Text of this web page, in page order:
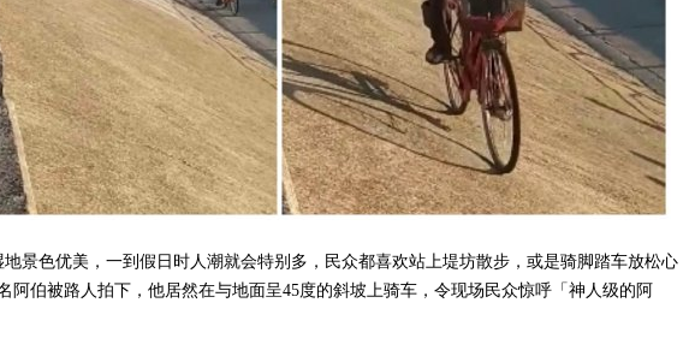
地景色优美，一到假日时人潮就会特别多，民众都喜欢站上堤坊散步，或是骑脚踏车放松心
阿伯被路人拍下，他居然在与地面呈45度的斜坡上骑车，令现场民众惊呼「神人级的阿